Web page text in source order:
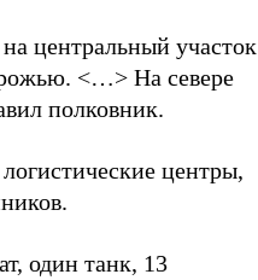
центральный участок
<…> На севере
полковник.
центры,
один танк, 13